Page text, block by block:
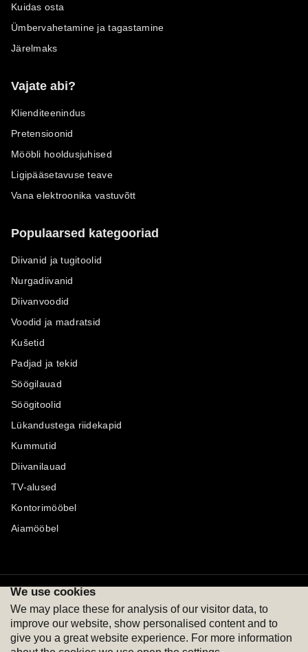
Kuidas osta
Ümbervahetamine ja tagastamine
Järelmaks
Vajate abi?
Klienditeenindus
Pretensioonid
Mööbli hooldusjuhised
Ligipääsetavuse teave
Vana elektroonika vastuvõtt
Populaarsed kategooriad
Diivanid ja tugitoolid
Nurgadiivanid
Diivanvoodid
Voodid ja madratsid
Kušetid
Padjad ja tekid
Söögilauad
Söögitoolid
Lükandustega riidekapid
Kummutid
Diivanilauad
TV-alused
Kontorimööbel
Aiamööbel
Maksevõimalused
We use cookies
We may place these for analysis of our visitor data, to
improve our website, show personalised content and to
give you a great website experience. For more information